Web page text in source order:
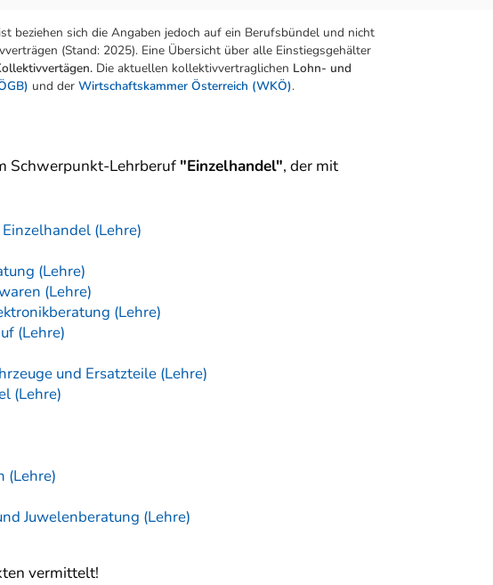
beziehen sich die Angaben jedoch auf ein Berufsbündel und nicht
(Stand: 2025). Eine Übersicht über alle Einstiegsgehälter
Die aktuellen kollektivvertraglichen Lohn- und
und der Wirtschaftskammer Österreich (WKÖ).
Schwerpunkt-Lehrberuf "Einzelhandel", der mit
(Lehre)
(Lehre)
(Lehre)
(Lehre)
(Lehre)
und Ersatzteile (Lehre)
(Lehre)
(Lehre)
Juwelenberatung (Lehre)
vermittelt!